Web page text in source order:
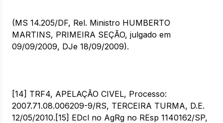
(MS 14.205/DF, Rel. Ministro HUMBERTO
MARTINS, PRIMEIRA SEÇÃO, julgado em
09/09/2009, DJe 18/09/2009).
[14] TRF4, APELAÇÃO CIVEL, Processo:
2007.71.08.006209-9/RS, TERCEIRA TURMA, D.E.
12/05/2010.[15] EDcl no AgRg no REsp 1140162/SP,